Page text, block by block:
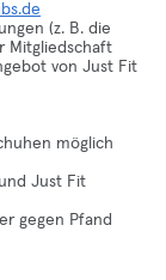
(z. B. die
Mitgliedschaft
von Just Fit
möglich
Just Fit
gegen Pfand